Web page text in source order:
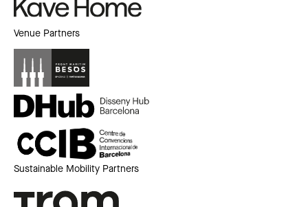
Venue Partners
Sustainable Mobility Partners